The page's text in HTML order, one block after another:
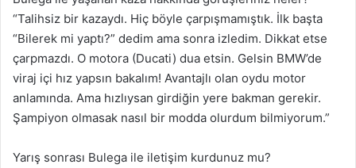
“Talihsiz bir kazaydı. Hiç böyle çarpışmamıştık. İlk başta
“Bilerek mi yaptı?” dedim ama sonra izledim. Dikkat etse
çarpmazdı. O motora (Ducati) dua etsin. Gelsin BMW’de
viraj içi hız yapsın bakalım! Avantajlı olan oydu motor
anlamında. Ama hızlıysan girdiğin yere bakman gerekir.
Şampiyon olmasak nasıl bir modda olurdum bilmiyorum.”
Yarış sonrası Bulega ile iletişim kurdunuz mu?